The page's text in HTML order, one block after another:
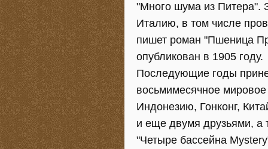
"Много шума из Питера".
Италию, в том числе
пишет роман "Пшеница
опубликован в 1905 году.
Последующие годы
восьмимесячное
Индонезию, Гонконг,
и еще двумя друзьями, а
"Четыре бассейна